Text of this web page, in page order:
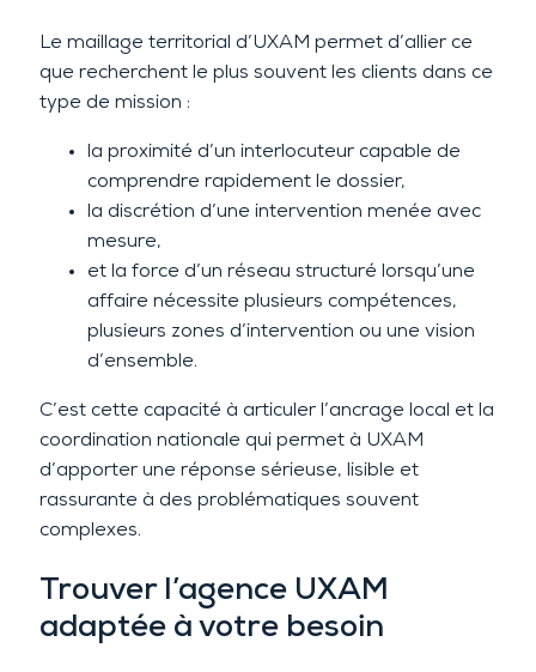
Le maillage territorial d’UXAM permet d’allier ce
que recherchent le plus souvent les clients dans ce
type de mission :
la proximité d’un interlocuteur capable de
comprendre rapidement le dossier,
la discrétion d’une intervention menée avec
mesure,
et la force d’un réseau structuré lorsqu’une
affaire nécessite plusieurs compétences,
plusieurs zones d’intervention ou une vision
d’ensemble.
C’est cette capacité à articuler l’ancrage local et la
coordination nationale qui permet à UXAM
d’apporter une réponse sérieuse, lisible et
rassurante à des problématiques souvent
complexes.
Trouver l’agence UXAM
adaptée à votre besoin